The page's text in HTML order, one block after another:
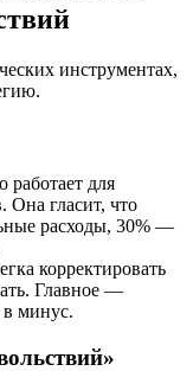
инструментах,
работает для
Она гласит, что
расходы, 30% —
корректировать
Главное —
в минус.